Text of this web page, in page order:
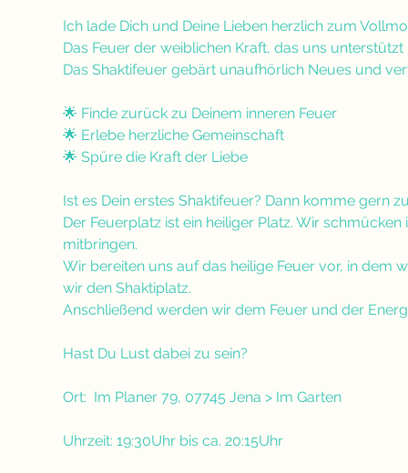
Ich lade Dich und Deine Lieben herzlich zum
Das Feuer der weiblichen Kraft, das uns
Das Shaktifeuer gebärt unaufhörlich Neues und
🌟 Finde zurück zu Deinem inneren Feuer
🌟 Erlebe herzliche Gemeinschaft
🌟 Spüre die Kraft der Liebe
Ist es Dein erstes Shaktifeuer? Dann komme gern
Der Feuerplatz ist ein heiliger Platz. Wir
mitbringen.
Wir bereiten uns auf das heilige Feuer vor, in dem
wir den Shaktiplatz.
Anschließend werden wir dem Feuer und der
Hast Du Lust dabei zu sein?
Ort:  Im Planer 79, 07745 Jena > Im Garten
Uhrzeit: 19:30Uhr bis ca. 20:15Uhr